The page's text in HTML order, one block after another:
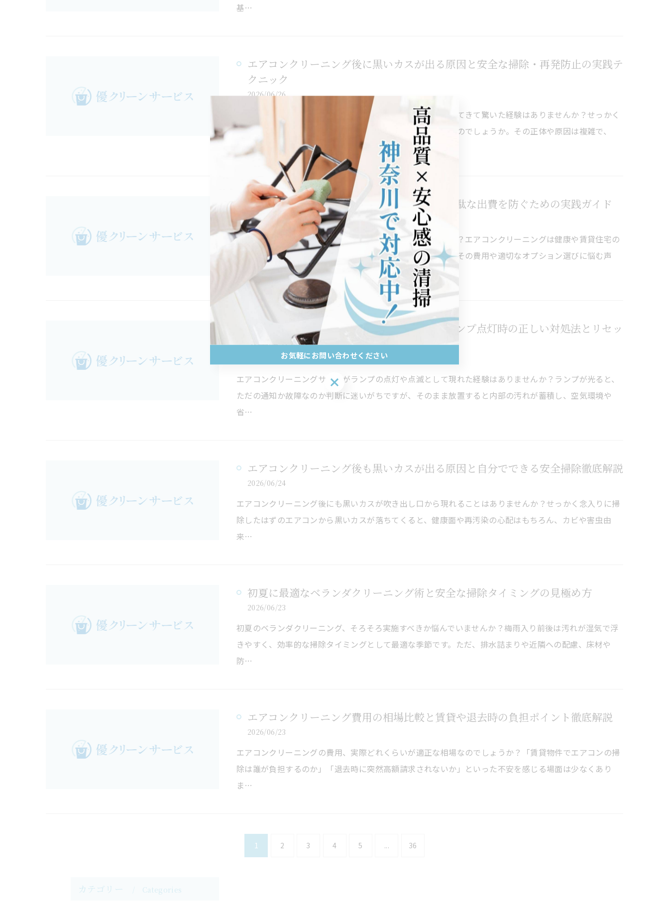
基…
エアコンクリーニング後に黒いカスが出る原因と安全な掃除・再発防止の実践テ
クニック
2026/06/26
エアコンクリーニング後に、吹き出し口から黒いカスが落ちてきて驚いた経験はありませんか？せっかく
クリーニングしたはずなのに、なぜ再び黒いカスが発生するのでしょうか。その正体や原因は複雑で、
カ…
エアコンクリーニングの費用を徹底比較し無駄な出費を防ぐための実践ガイド
2026/06/25
エアコンクリーニングの費用で無駄な出費をしていませんか？エアコンクリーニングは健康や賃貸住宅の
原状回復、家計管理において大切なポイントでありながら、その費用や適切なオプション選びに悩む声
エアコンクリーニングのサインを見逃さずランプ点灯時の正しい対処法とリセッ
ト手順ガイド
2026/06/24
エアコンクリーニングサインがランプの点灯や点滅として現れた経験はありませんか？ランプが光ると、
ただの通知か故障なのか判断に迷いがちですが、そのまま放置すると内部の汚れが蓄積し、空気環境や
省…
エアコンクリーニング後も黒いカスが出る原因と自分でできる安全掃除徹底解説
2026/06/24
エアコンクリーニング後にも黒いカスが吹き出し口から現れることはありませんか？せっかく念入りに掃
除したはずのエアコンから黒いカスが落ちてくると、健康面や再汚染の心配はもちろん、カビや害虫由
来…
初夏に最適なベランダクリーニング術と安全な掃除タイミングの見極め方
2026/06/23
初夏のベランダクリーニング、そろそろ実施すべきか悩んでいませんか？梅雨入り前後は汚れが湿気で浮
きやすく、効率的な掃除タイミングとして最適な季節です。ただ、排水詰まりや近隣への配慮、床材や
防…
エアコンクリーニング費用の相場比較と賃貸や退去時の負担ポイント徹底解説
2026/06/23
エアコンクリーニングの費用、実際どれくらいが適正な相場なのでしょうか？「賃貸物件でエアコンの掃
除は誰が負担するのか」「退去時に突然高額請求されないか」といった不安を感じる場面は少なくあり
ま…
1 2 3 4 5 ... 36
カテゴリー Categories
お気軽にお問い合わせください
お気軽にお問い合わせください